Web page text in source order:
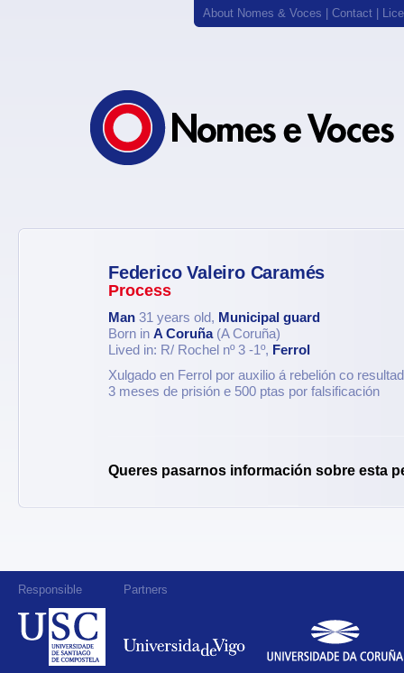
About Nomes & Voces Contact
Federico Valeiro Caramés
Process
Man 31 years old, Municipal guard
Born in A Coruña(A Coruña)
Lived in: R/ Rochel nº 3 -1º, Ferrol
Xulgado en Ferrol por auxilio á rebelión co
3 meses de prisión e 500 ptas por falsificación
Queres pasarnos información sobre esta
Responsible Partners